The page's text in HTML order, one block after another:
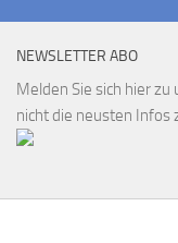
NEWSLETTER ABO
Melden Sie sich hier
nicht die neusten Infos